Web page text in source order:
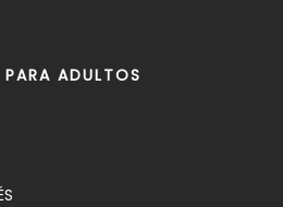
ADULTOS